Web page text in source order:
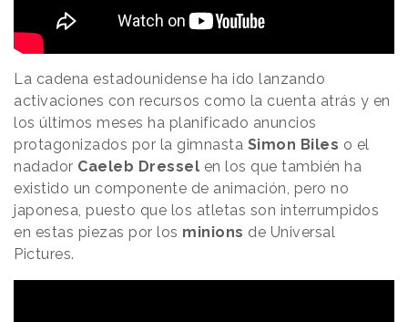
La cadena estadounidense ha ido lanzando
activaciones con recursos como la cuenta atrás y en
los últimos meses ha planificado anuncios
protagonizados por la gimnasta Simon Biles o el
nadador Caeleb Dressel en los que también ha
existido un componente de animación, pero no
japonesa, puesto que los atletas son interrumpidos
en estas piezas por los minions de Universal
Pictures.